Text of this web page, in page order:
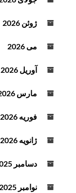
ژوئن 2026
می 2026
آوریل 2026
مارس 2026
فوریه 2026
ژانویه 2026
دسامبر 2025
نوامبر 2025